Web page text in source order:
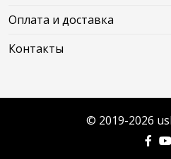
Оплата и доставка
Контакты
© 2019-2026